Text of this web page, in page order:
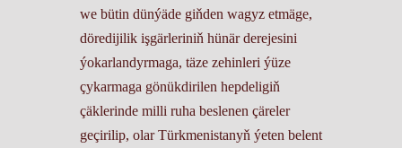
we bütin dünýäde giňden wagyz etmäge,
döredijilik işgärleriniň hünär derejesini
ýokarlandyrmaga, täze zehinleri ýüze
çykarmaga gönükdirilen hepdeligiň
çäklerinde milli ruha beslenen çäreler
geçirilip, olar Türkmenistanyň ýeten belent